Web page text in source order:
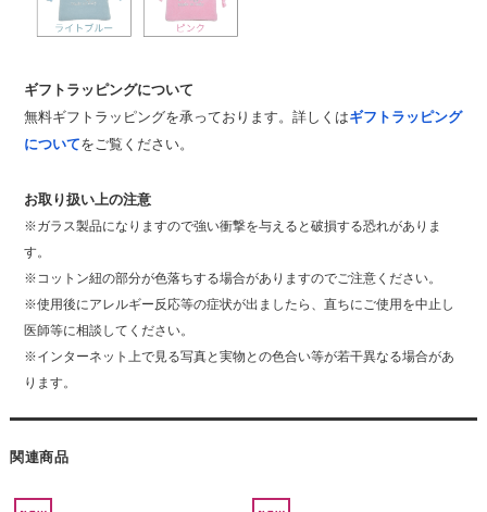
ギフトラッピングについて
無料ギフトラッピングを承っております。詳しくはギフトラッピング
についてをご覧ください。
お取り扱い上の注意
※ガラス製品になりますので強い衝撃を与えると破損する恐れがありま
す。
※コットン紐の部分が色落ちする場合がありますのでご注意ください。
※使用後にアレルギー反応等の症状が出ましたら、直ちにご使用を中止し
医師等に相談してください。
※インターネット上で見る写真と実物との色合い等が若干異なる場合があ
ります。
関連商品